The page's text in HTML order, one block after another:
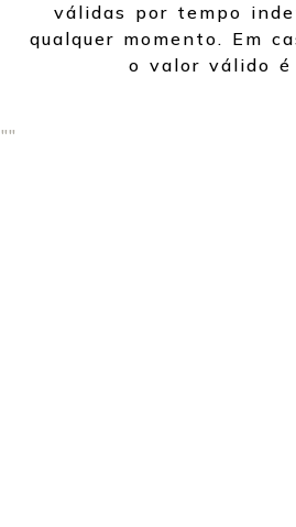
válidas por tempo
qualquer momento. Em
o valor válido é
""